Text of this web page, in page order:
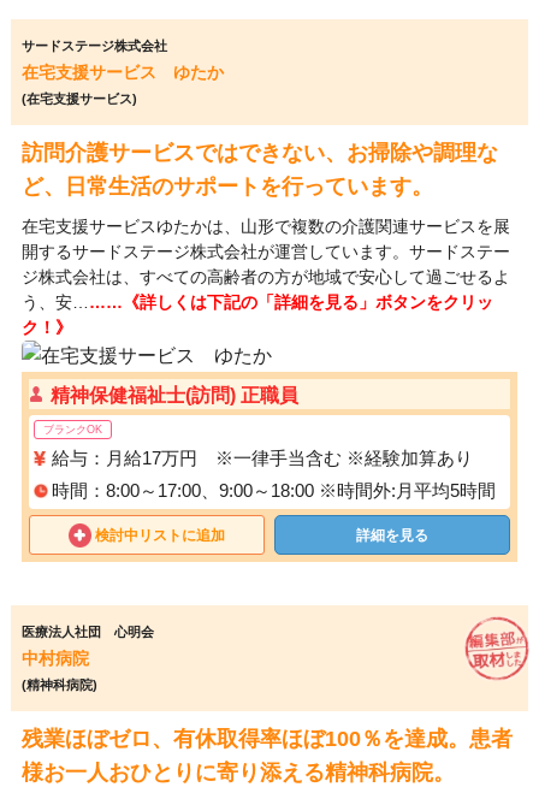
サードステージ株式会社
在宅支援サービス ゆたか
(在宅支援サービス)
訪問介護サービスではできない、お掃除や調理な
ど、日常生活のサポートを行っています。
在宅支援サービスゆたかは、山形で複数の介護関連サービスを展
開するサードステージ株式会社が運営しています。サードステー
ジ株式会社は、すべての高齢者の方が地域で安心して過ごせるよ
う、安… ……《詳しくは下記の「詳細を見る」ボタンをクリッ
ク！》
精神保健福祉士(訪問) 正職員
ブランクOK
給与：月給17万円 ※一律手当含む ※経験加算あり
時間：8:00～17:00、9:00～18:00 ※時間外:月平均5時間
検討中リストに追加 詳細を見る
医療法人社団 心明会
中村病院
(精神科病院)
残業ほぼゼロ、有休取得率ほぼ100％を達成。患者
様お一人おひとりに寄り添える精神科病院。